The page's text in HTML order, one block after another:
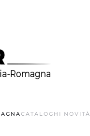
CATALOGHI NOVITÀ